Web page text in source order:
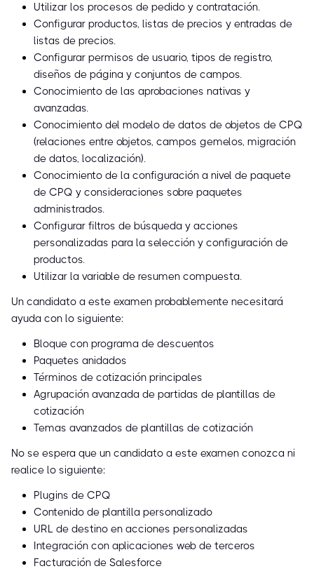
Utilizar los procesos de pedido y contratación.
Configurar productos, listas de precios y entradas de
listas de precios.
Configurar permisos de usuario, tipos de registro,
diseños de página y conjuntos de campos.
Conocimiento de las aprobaciones nativas y
avanzadas.
Conocimiento del modelo de datos de objetos de CPQ
(relaciones entre objetos, campos gemelos, migración
de datos, localización).
Conocimiento de la configuración a nivel de paquete
de CPQ y consideraciones sobre paquetes
administrados.
Configurar filtros de búsqueda y acciones
personalizadas para la selección y configuración de
productos.
Utilizar la variable de resumen compuesta.
Un candidato a este examen probablemente necesitará
ayuda con lo siguiente:
Bloque con programa de descuentos
Paquetes anidados
Términos de cotización principales
Agrupación avanzada de partidas de plantillas de
cotización
Temas avanzados de plantillas de cotización
No se espera que un candidato a este examen conozca ni
realice lo siguiente:
Plugins de CPQ
Contenido de plantilla personalizado
URL de destino en acciones personalizadas
Integración con aplicaciones web de terceros
Facturación de Salesforce